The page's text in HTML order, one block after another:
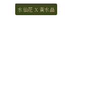
水仙花 X 黃水晶